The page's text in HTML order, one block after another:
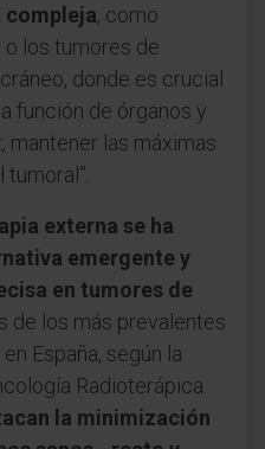
, como
los tumores de
donde es crucial
función de órganos y
mantener las máximas
externa se ha
emergente y
en tumores de
de los más prevalentes
España, según la
Radioterápica.
la minimización